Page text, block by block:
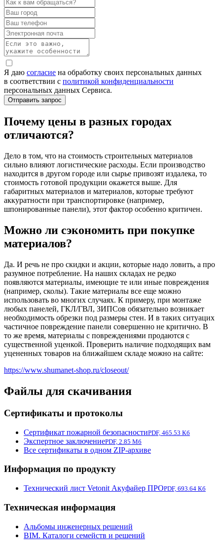
Я даю согласие на обработку своих персональных данных
в соответствии с политикой конфиденциальности
персональных данных Сервиса.
Почему цены в разных городах
отличаются?
Дело в том, что на стоимость строительных материалов
сильно влияют логистические расходы. Если производство
находится в другом городе или сырье привозят издалека, то
стоимость готовой продукции окажется выше. Для
габаритных материалов и материалов, которые требуют
аккуратности при транспортировке (например,
шпонированные панели), этот фактор особенно критичен.
Можно ли сэкономить при покупке
материалов?
Да. И речь не про скидки и акции, которые надо ловить, а про
разумное потребление. На наших складах не редко
появляются материалы, имеющие те или иные повреждения
(например, сколы). Такие материалы все еще можно
использовать во многих случаях. К примеру, при монтаже
любых панелей, ГКЛ/ГВЛ, ЗИПСов обязательно возникает
необходимость обрезки под размеры стен. И в таких ситуацих
частичное повреждение панели совершенно не критично. В
то же время, материалы с повреждениями продаются с
существенной уценкой. Проверить наличие подходящих вам
уцененных товаров на ближайшем складе можно на сайте:
https://www.shumanet-shop.ru/closeout/
Файлы для скачивания
Сертификаты и протоколы
Сертификат пожарной безопасностиPDF, 465.53 Кб
Экспертное заключениеPDF, 2.85 Мб
Все сертификаты в одном ZIP-архиве
Информация по продукту
Технический лист Vetonit Акуфайер ПРОPDF, 693.64 Кб
Техническая информация
Альбомы инженерных решений
BIM. Каталоги семейств и решений